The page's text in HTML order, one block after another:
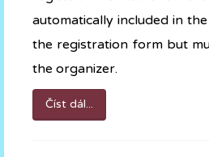
automatically included in
the registration form but
the organizer.
Číst dál...